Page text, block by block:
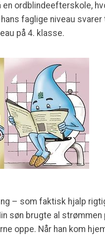
ordblindeefterskole,
faglige niveau svarer
på 4. klasse.
– som faktisk hjalp
søn brugte al strømmen
oppe. Når han kom